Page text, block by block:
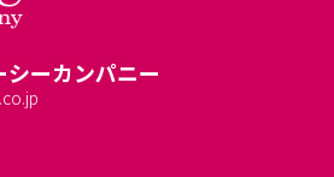
ーカンパニー